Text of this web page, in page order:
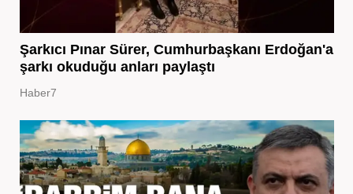
Şarkıcı Pınar Sürer, Cumhurbaşkanı Erdoğan'a
şarkı okuduğu anları paylaştı
Haber7